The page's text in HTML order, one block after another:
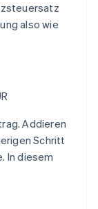
also wie
Addieren
Schritt
In diesem